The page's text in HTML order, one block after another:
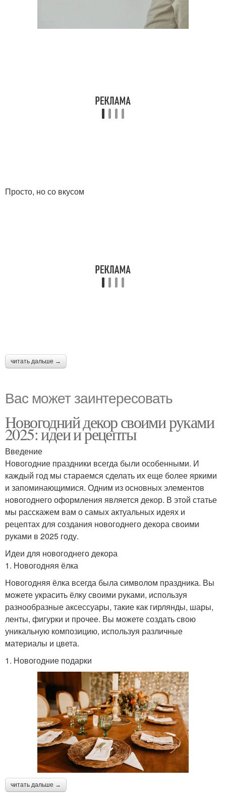
Просто, но со вкусом
читать дальше →
Вас может заинтересовать
Новогодний декор своими руками
2025: идеи и рецепты
Введение
Новогодние праздники всегда были особенными. И
каждый год мы стараемся сделать их еще более яркими
и запоминающимися. Одним из основных элементов
новогоднего оформления является декор. В этой статье
мы расскажем вам о самых актуальных идеях и
рецептах для создания новогоднего декора своими
руками в 2025 году.
Идеи для новогоднего декора
1. Новогодняя ёлка
Новогодняя ёлка всегда была символом праздника. Вы
можете украсить ёлку своими руками, используя
разнообразные аксессуары, такие как гирлянды, шары,
ленты, фигурки и прочее. Вы можете создать свою
уникальную композицию, используя различные
материалы и цвета.
1. Новогодние подарки
читать дальше →